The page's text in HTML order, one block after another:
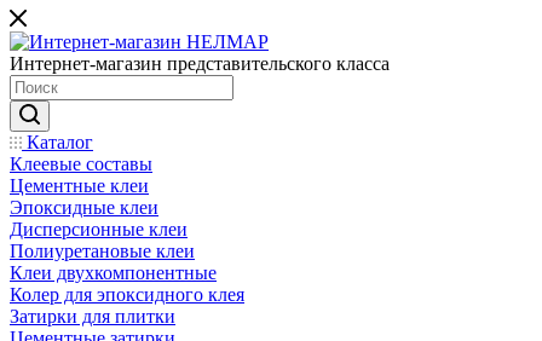
Интернет-магазин представительского класса
Каталог
Клеевые составы
Цементные клеи
Эпоксидные клеи
Дисперсионные клеи
Полиуретановые клеи
Клеи двухкомпонентные
Колер для эпоксидного клея
Затирки для плитки